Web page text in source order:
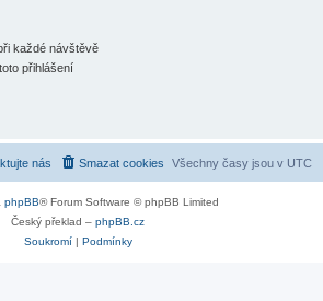
každé návštěvě
přihlášení
Všechny časy jsou v UTC
Smazat cookies
nás
phpBB® Forum Software © phpBB Limited
Český překlad – phpBB.cz
Soukromí| Podmínky